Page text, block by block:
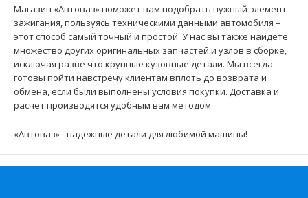
Модуль зажигания ВАЗ 2111 (3-контактная) 043.3705
СОАТЭ
825 грн.
Лада Самара, 2113, 2114, 2115, Лада Самара, 211..
Магазин «Автоваз» поможет вам подобрать нужный элемент
зажигания, пользуясь техническими данными автомобиля –
этот способ самый точный и простой. У нас вы также найдете
множество других оригинальных запчастей и узлов в сборке,
исключая разве что крупные кузовные детали. Мы всегда
готовы пойти навстречу клиентам вплоть до возврата и
обмена, если были выполнены условия покупки. Доставка и
расчет производятся удобным вам методом.
«Автоваз» - надежные детали для любимой машины!